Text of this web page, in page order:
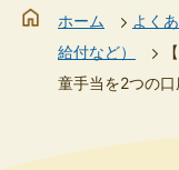
ホーム よく
給付など）
童手当を2つの